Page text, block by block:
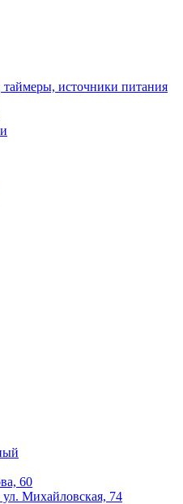
источники питания
60
Михайловская, 74